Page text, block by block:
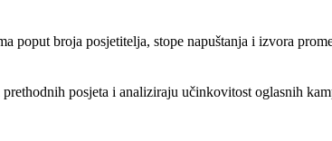
poput broja posjetitelja, stope napuštanja i izvora
posjeta i analiziraju učinkovitost oglasnih